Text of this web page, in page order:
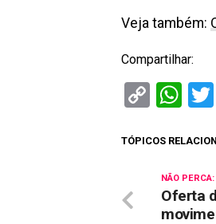
Veja também:
Compartilhar:
Copy
TÓPICOS
NÃO PERCA:
Oferta